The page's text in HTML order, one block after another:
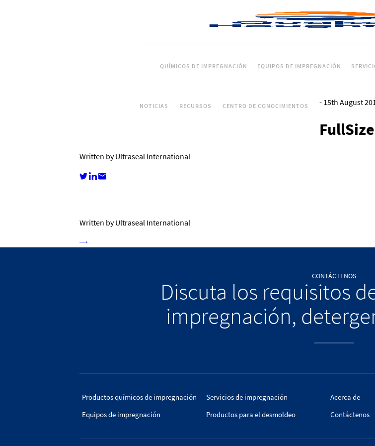
QUÍMICOS DE IMPREGNACIÓN EQUIPOS DE IMPREGNACIÓN
NOTICIAS RECURSOS CENTRO DE CONOCIMIENTOS -15th August
Written by Ultraseal International
Written by Ultraseal International
CONTÁCTENOS
Discuta los requisitos
impregnación,
Productos químicos de impregnación
Equipos de impregnación
Servicios de impregnación
Productos para el desmoldeo
Acerca de
Contáctenos